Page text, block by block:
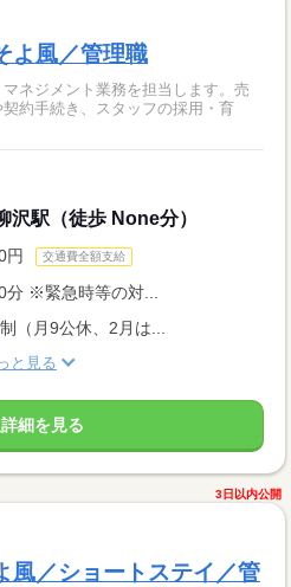
よ風／管理職
ネジメント業務を担当します。売
契約手続き、スタッフの採用・育
沢駅（徒歩 None分）
円 交通費全額支給
分 ※緊急時等の対...
（月9公休、2月は...
と見る
細を見る
3日以内公開
風／ショートステイ／管